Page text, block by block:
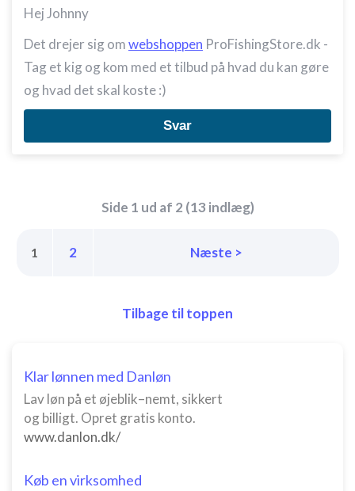
Hej Johnny
Det drejer sig omwebshoppen ProFishingStore.dk -
Tag et kig og kom med et tilbud på hvad du kan gøre
og hvad det skal koste :)
Svar
Side 1 ud af 2 (13 indlæg)
1 2 Næste >
Tilbage til toppen
Klar lønnen med Danløn
Lav løn på et øjeblik–nemt, sikkert
og billigt. Opret gratis konto.
www.danlon.dk/
Køb en virksomhed